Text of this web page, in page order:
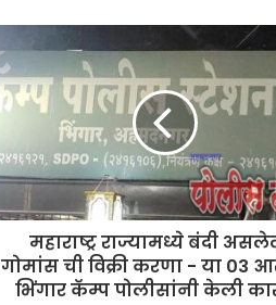
महाराष्ट्र राज्यामध्ये बंदी
गोमांस ची विक्री करणा - या 03
भिंगार कॅम्प पोलीसांनी केली